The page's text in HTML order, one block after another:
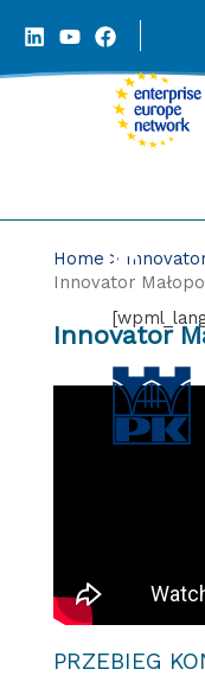
Home
Innovator
Innovator
PRZEBIEG